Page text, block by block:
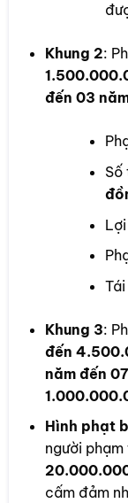
Khung 2:
đến 03
Khung 3:
đến
năm đến
Hình phạt
người
cấm đảm